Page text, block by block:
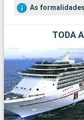
As
TODA